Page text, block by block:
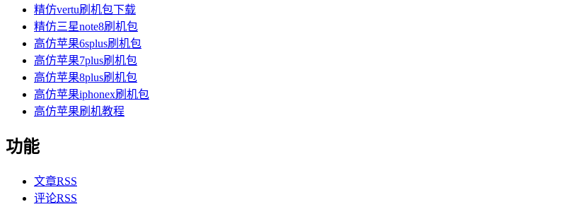
精仿vertu刷机包下载
精仿三星note8刷机包
高仿苹果6splus刷机包
高仿苹果7plus刷机包
高仿苹果8plus刷机包
高仿苹果iphonex刷机包
高仿苹果刷机教程
功能
文章RSS
评论RSS